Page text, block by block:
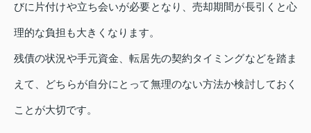
びに片付けや立ち会いが必要となり、売却期間が長引くと心
理的な負担も大きくなります。
残債の状況や手元資金、転居先の契約タイミングなどを踏ま
えて、どちらが自分にとって無理のない方法か検討しておく
ことが大切です。